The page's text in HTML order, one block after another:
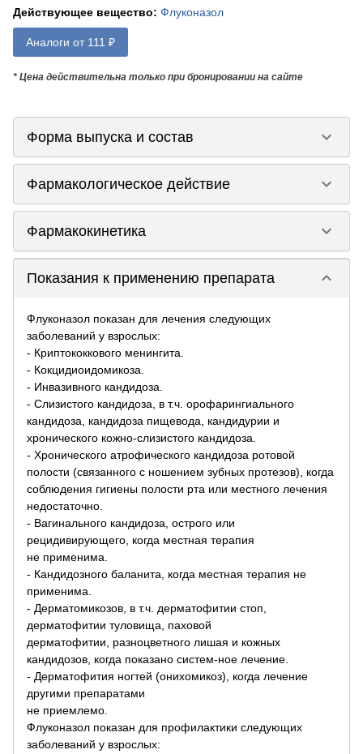
Действующее вещество: Флуконазол
Аналоги от 111 ₽
* Цена действительна только при бронировании на сайте
Форма выпуска и состав keyboard_arrow_down
Фармакологическое действие keyboard_arrow_down
Фармакокинетика keyboard_arrow_down
Показания к применению препарата keyboard_arrow_down
Флуконазол показан для лечения следующих
заболеваний у взрослых:
- Криптококкового менингита.
- Кокцидиоидомикоза.
- Инвазивного кандидоза.
- Слизистого кандидоза, в т.ч. орофарингиального
кандидоза, кандидоза пищевода, кандидурии и
хронического кожно-слизистого кандидоза.
- Хронического атрофического кандидоза ротовой
полости (связанного с ношением зубных протезов), когда
соблюдения гигиены полости рта или местного лечения
недостаточно.
- Вагинального кандидоза, острого или
рецидивирующего, когда местная терапия
не применима.
- Кандидозного баланита, когда местная терапия не
применима.
- Дерматомикозов, в т.ч. дерматофитии стоп,
дерматофитии туловища, паховой
дерматофитии, разноцветного лишая и кожных
кандидозов, когда показано систем-ное лечение.
- Дерматофития ногтей (онихомикоз), когда лечение
другими препаратами
не приемлемо.
Флуконазол показан для профилактики следующих
заболеваний у взрослых: